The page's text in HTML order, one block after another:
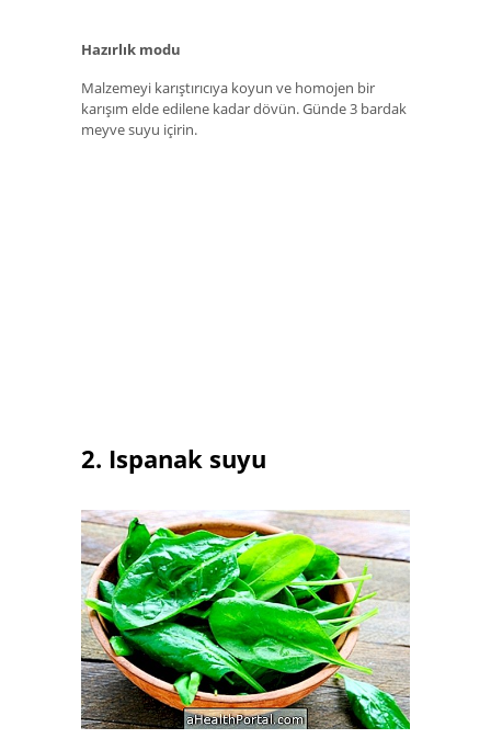
Hazırlık modu
Malzemeyi karıştırıcıya koyun ve homojen bir
karışım elde edilene kadar dövün. Günde 3 bardak
meyve suyu içirin.
2. Ispanak suyu